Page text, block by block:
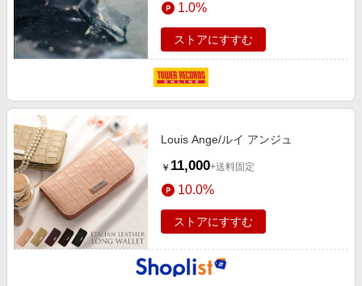
1.0%
ストアにすすむ
Louis Ange/ルイ アンジュ
￥ 11,000+送料固定
10.0%
ストアにすすむ